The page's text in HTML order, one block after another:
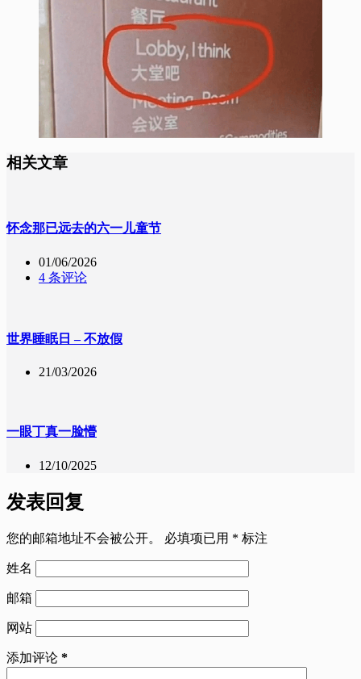
相关文章
怀念那已远去的六一儿童节
01/06/2026
4 条评论
世界睡眠日 – 不放假
21/03/2026
一眼丁真一脸懵
12/10/2025
发表回复
您的邮箱地址不会被公开。 必填项已用 * 标注
姓名
邮箱
网站
添加评论 *